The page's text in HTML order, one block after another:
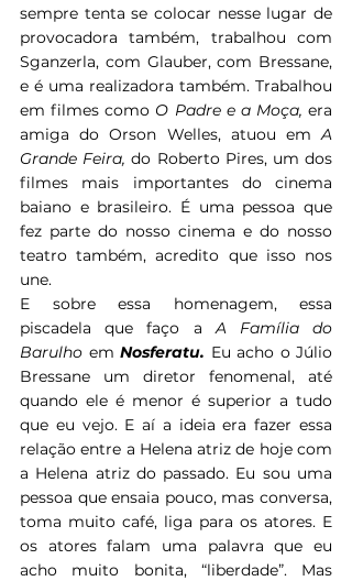
sempre tenta se colocar nesse lugar de
provocadora também, trabalhou com
Sganzerla, com Glauber, com Bressane,
e é uma realizadora também. Trabalhou
em filmes como O Padre e a Moça, era
amiga do Orson Welles, atuou em A
Grande Feira, do Roberto Pires, um dos
filmes mais importantes do cinema
baiano e brasileiro. É uma pessoa que
fez parte do nosso cinema e do nosso
teatro também, acredito que isso nos
une.
E sobre essa homenagem, essa
piscadela que faço a A Família do
Barulho em Nosferatu. Eu acho o Júlio
Bressane um diretor fenomenal, até
quando ele é menor é superior a tudo
que eu vejo. E aí a ideia era fazer essa
relação entre a Helena atriz de hoje com
a Helena atriz do passado. Eu sou uma
pessoa que ensaia pouco, mas conversa,
toma muito café, liga para os atores. E
os atores falam uma palavra que eu
acho muito bonita, “liberdade”. Mas